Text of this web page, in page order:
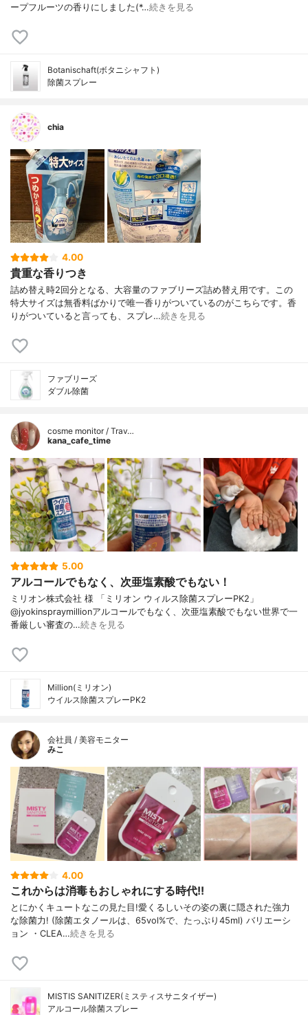
ープフルーツの香りにしました(*…続きを見る
Botanischaft(ボタニシャフト)
除菌スプレー
chia
4.00
貴重な香りつき
詰め替え時2回分となる、大容量のファブリーズ詰め替え用です。この
特大サイズは無香料ばかりで唯一香りがついているのがこちらです。香
りがついていると言っても、スプレ…続きを見る
ファブリーズ
ダブル除菌
cosme monitor / Trav…
kana_cafe_time
5.00
アルコールでもなく、次亜塩素酸でもない！
ミリオン株式会社 様 「ミリオン ウィルス除菌スプレーPK2」
@jyokinspraymillionアルコールでもなく、次亜塩素酸でもない世界で一
番厳しい審査の…続きを見る
Million(ミリオン)
ウイルス除菌スプレーPK2
会社員 / 美容モニター
みこ
4.00
これからは消毒もおしゃれにする時代!!
とにかくキュートなこの見た目!愛くるしいその姿の裏に隠された強力
な除菌力! (除菌エタノールは、65vol%で、たっぷり45ml) バリエーシ
ョン ・CLEA…続きを見る
MISTIS SANITIZER(ミスティスサニタイザー)
アルコール除菌スプレー